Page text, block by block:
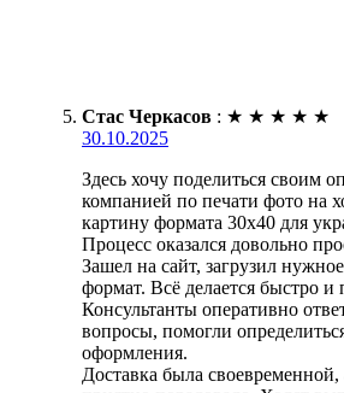
Стас Черкасов : ★ ★ ★ ★ ★
30.10.2025
Здесь хочу поделиться своим
компанией по печати фото на
картину формата 30х40 для
Процесс оказался довольно
Зашел на сайт, загрузил
формат. Всё делается быстро и
Консультанты оперативно
вопросы, помогли
оформления.
Доставка была своевременной,